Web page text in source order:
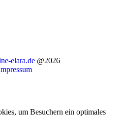
elara.de @2026
um Besuchern ein optimales